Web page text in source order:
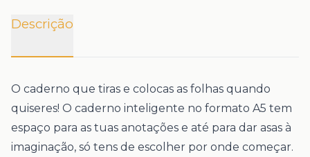
Descrição
O caderno que tiras e colocas as folhas quando
quiseres! O caderno inteligente no formato A5 tem
espaço para as tuas anotações e até para dar asas à
imaginação, só tens de escolher por onde começar.